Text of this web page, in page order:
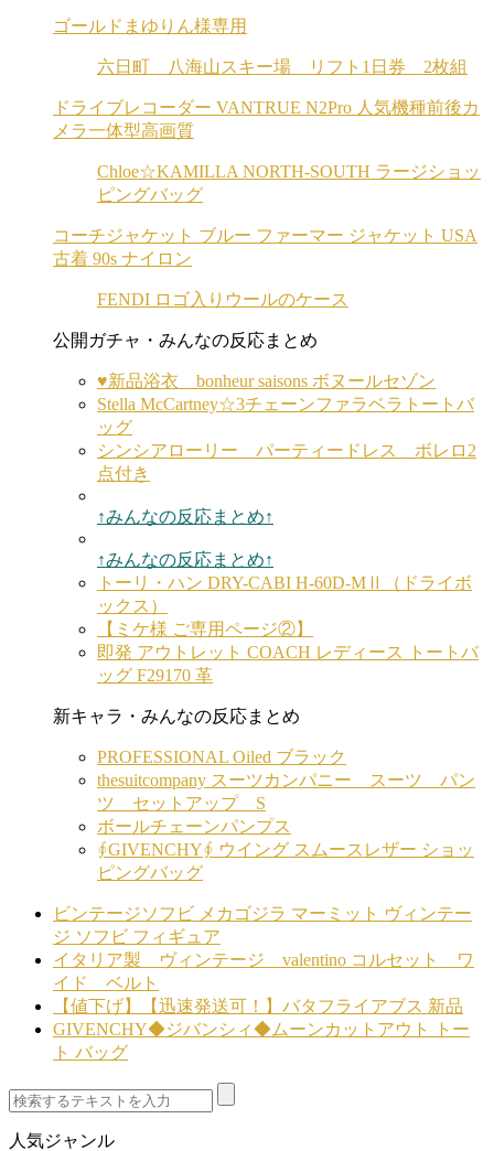
ゴールドまゆりん様専用
六日町 八海山スキー場 リフト1日券 2枚組
ドライブレコーダー VANTRUE N2Pro 人気機種前後カ
メラ一体型高画質
Chloe☆KAMILLA NORTH-SOUTH ラージショッ
ピングバッグ
コーチジャケット ブルー ファーマー ジャケット USA
古着 90s ナイロン
FENDI ロゴ入りウールのケース
公開ガチャ・みんなの反応まとめ
♥️新品浴衣 bonheur saisons ボヌールセゾン
Stella McCartney☆3チェーンファラベラトートバ
ッグ
シンシアローリー パーティードレス ボレロ2
点付き
↑みんなの反応まとめ↑
↑みんなの反応まとめ↑
トーリ・ハン DRY-CABI H-60D-MⅡ（ドライボ
ックス）
【ミケ様 ご専用ページ②】
即発 アウトレット COACH レディース トートバ
ッグ F29170 革
新キャラ・みんなの反応まとめ
PROFESSIONAL Oiled ブラック
thesuitcompany スーツカンパニー スーツ パン
ツ セットアップ S
ボールチェーンパンプス
∮GIVENCHY∮ ウイング スムースレザー ショッ
ピングバッグ
ビンテージソフビ メカゴジラ マーミット ヴィンテー
ジ ソフビ フィギュア
イタリア製 ヴィンテージ valentino コルセット ワ
イド ベルト
【値下げ】【迅速発送可！】バタフライアブス 新品
GIVENCHY◆ジバンシィ◆ムーンカットアウト トー
ト バッグ
人気ジャンル